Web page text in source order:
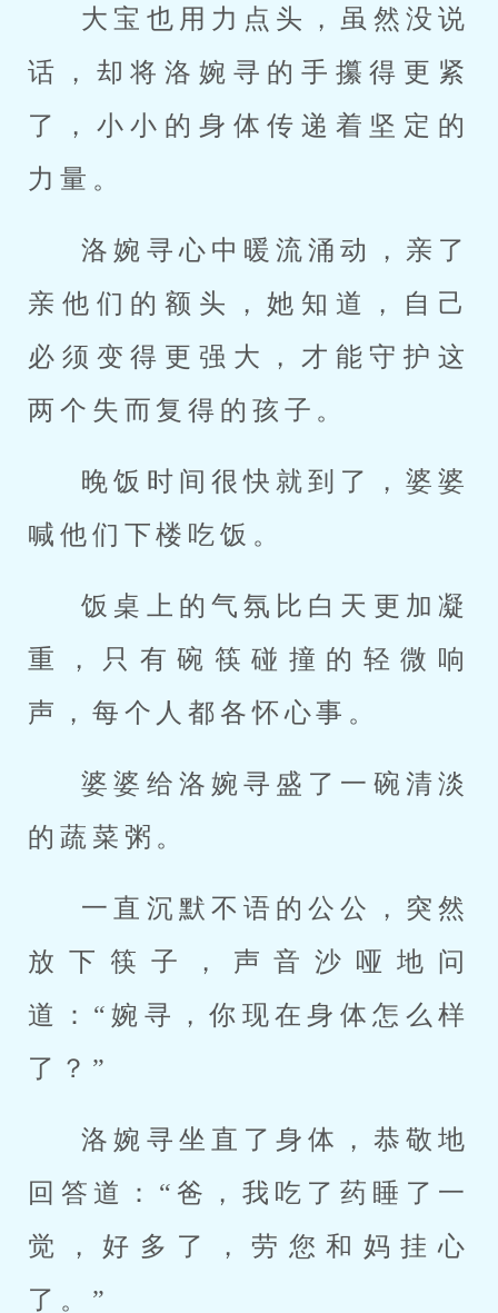
大宝也用力点头，虽然没说
话，却将洛婉寻的手攥得更紧
了，小小的身体传递着坚定的
力量。
洛婉寻心中暖流涌动，亲了
亲他们的额头，她知道，自己
必须变得更强大，才能守护这
两个失而复得的孩子。
晚饭时间很快就到了，婆婆
喊他们下楼吃饭。
饭桌上的气氛比白天更加凝
重，只有碗筷碰撞的轻微响
声，每个人都各怀心事。
婆婆给洛婉寻盛了一碗清淡
的蔬菜粥。
一直沉默不语的公公，突然
放下筷子，声音沙哑地问
道：“婉寻，你现在身体怎么样
了？”
洛婉寻坐直了身体，恭敬地
回答道：“爸，我吃了药睡了一
觉，好多了，劳您和妈挂心
了。”